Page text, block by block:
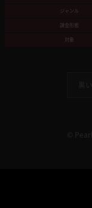
ジャンル
課金形態
対象
黒
©